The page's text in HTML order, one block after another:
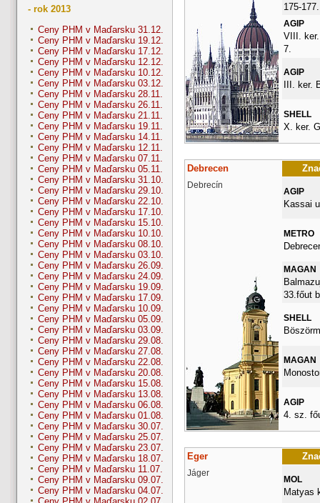
- rok 2013
Ceny PHM v Maďarsku 31.12.
Ceny PHM v Maďarsku 19.12.
Ceny PHM v Maďarsku 17.12.
Ceny PHM v Maďarsku 12.12.
Ceny PHM v Maďarsku 10.12.
Ceny PHM v Maďarsku 03.12.
Ceny PHM v Maďarsku 28.11.
Ceny PHM v Maďarsku 26.11.
Ceny PHM v Maďarsku 21.11.
Ceny PHM v Maďarsku 19.11.
Ceny PHM v Maďarsku 14.11.
Ceny PHM v Maďarsku 12.11.
Ceny PHM v Maďarsku 07.11.
Ceny PHM v Maďarsku 05.11.
Ceny PHM v Maďarsku 31.10.
Ceny PHM v Maďarsku 29.10.
Ceny PHM v Maďarsku 22.10.
Ceny PHM v Maďarsku 17.10.
Ceny PHM v Maďarsku 15.10.
Ceny PHM v Maďarsku 10.10.
Ceny PHM v Maďarsku 08.10.
Ceny PHM v Maďarsku 03.10.
Ceny PHM v Maďarsku 26.09.
Ceny PHM v Maďarsku 24.09.
Ceny PHM v Maďarsku 19.09.
Ceny PHM v Maďarsku 17.09.
Ceny PHM v Maďarsku 10.09.
Ceny PHM v Maďarsku 05.09.
Ceny PHM v Maďarsku 03.09.
Ceny PHM v Maďarsku 29.08.
Ceny PHM v Maďarsku 27.08.
Ceny PHM v Maďarsku 22.08.
Ceny PHM v Maďarsku 20.08.
Ceny PHM v Maďarsku 15.08.
Ceny PHM v Maďarsku 13.08.
Ceny PHM v Maďarsku 06.08.
Ceny PHM v Maďarsku 01.08.
Ceny PHM v Maďarsku 30.07.
Ceny PHM v Maďarsku 25.07.
Ceny PHM v Maďarsku 23.07.
Ceny PHM v Maďarsku 18.07.
Ceny PHM v Maďarsku 11.07.
Ceny PHM v Maďarsku 09.07.
Ceny PHM v Maďarsku 04.07.
175-177.
AGIP
VIII.
7.
AGIP
III. ker.
SHELL
X. ker.
Debrecen
Debrecín
AGIP
Kassai
METRO
MAGAN
33.főut
SHELL
MAGAN
AGIP
4. sz.
Eger
Jáger
MOL
Matyas